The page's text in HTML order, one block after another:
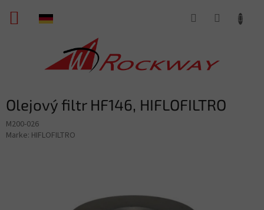
Inhalt
springen
WARENKORB
Olejový filtr HF146, HIFLOFILTRO
M200-026
Marke: HIFLOFILTRO